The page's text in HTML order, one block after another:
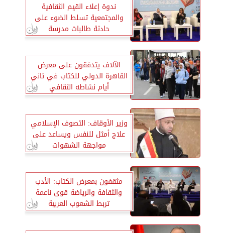
ندوة إعلاء القيم الثقافية
والمجتمعية تسلط الضوء على
حادثة طالبات مدرسة
الانترناشونال
الآلاف يتدفقون على معرض
القاهرة الدولي للكتاب في ثاني
أيام نشاطه الثقافي
وزير الأوقاف: التصوف الإسلامي
علاج أمثل للنفس ويساعد على
مواجهة الشهوات
مثقفون بمعرض الكتاب: الأدب
والثقافة والرياضة قوى ناعمة
تربط الشعوب العربية